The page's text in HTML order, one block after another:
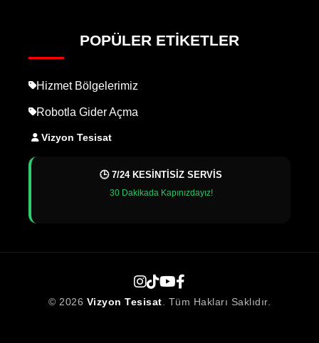
POPÜLER ETIKETLER
Hizmet Bölgelerimiz
Robotla Gider Açma
Vizyon Tesisat
🕒 7/24 KESİNTİSİZ SERVİS
30 Dakikada Kapınızdayız!
© 2026 Vizyon Tesisat. Tüm Hakları Saklıdır.